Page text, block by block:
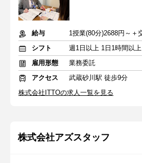
給与
シフト
週1日以上 1日1時間以上
雇用形態
業務委託
アクセス
武蔵砂川駅 徒歩9分
株式会社ITTOの求人一覧を見る
株式会社アズスタッフ